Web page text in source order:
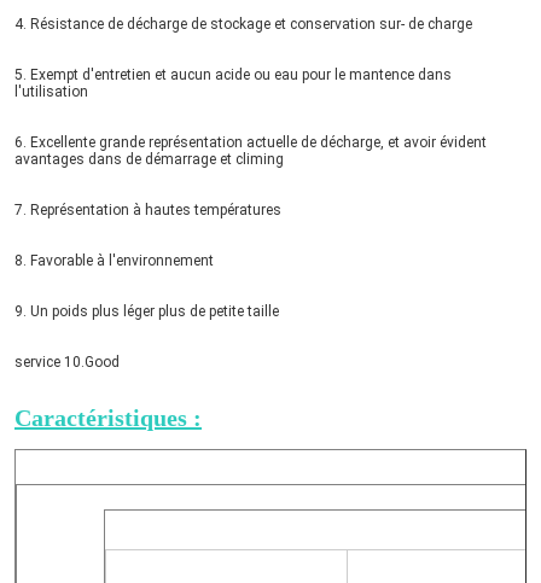
4. Résistance de décharge de stockage et conservation sur- de charge
5. Exempt d'entretien et aucun acide ou eau pour le mantence dans
l'utilisation
6. Excellente grande représentation actuelle de décharge, et avoir évident
avantages dans de démarrage et climing
7. Représentation à hautes températures
8. Favorable à l'environnement
9. Un poids plus léger plus de petite taille
service 10.Good
Caractéristiques :